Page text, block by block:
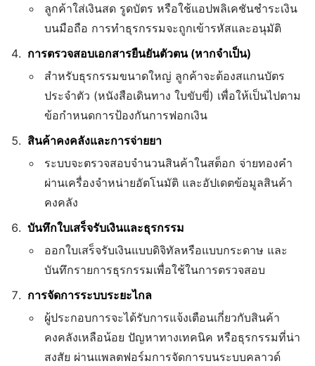
ลูกค้าใส่เงินสด รูดบัตร หรือใช้แอปพลิเคชันชำระเงิน
บนมือถือ การทำธุรกรรมจะถูกเข้ารหัสและอนุมัติ
การตรวจสอบเอกสารยืนยันตัวตน (หากจำเป็น)
สำหรับธุรกรรมขนาดใหญ่ ลูกค้าจะต้องสแกนบัตร
ประจำตัว (หนังสือเดินทาง ใบขับขี่) เพื่อให้เป็นไปตาม
ข้อกำหนดการป้องกันการฟอกเงิน
สินค้าคงคลังและการจ่ายยา
ระบบจะตรวจสอบจำนวนสินค้าในสต็อก จ่ายทองคำ
ผ่านเครื่องจำหน่ายอัตโนมัติ และอัปเดตข้อมูลสินค้า
คงคลัง
บันทึกใบเสร็จรับเงินและธุรกรรม
ออกใบเสร็จรับเงินแบบดิจิทัลหรือแบบกระดาษ และ
บันทึกรายการธุรกรรมเพื่อใช้ในการตรวจสอบ
การจัดการระบบระยะไกล
ผู้ประกอบการจะได้รับการแจ้งเตือนเกี่ยวกับสินค้า
คงคลังเหลือน้อย ปัญหาทางเทคนิค หรือธุรกรรมที่น่า
สงสัย ผ่านแพลตฟอร์มการจัดการบนระบบคลาวด์